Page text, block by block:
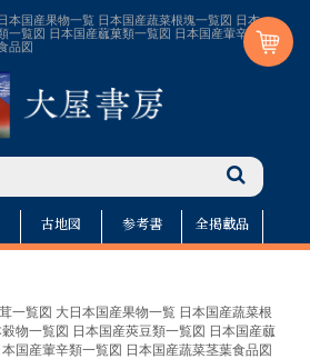
本国産果物一覧 日本国産蔬菜根塊一覧図 日本
一覧図 日本国産蓏菓類一覧図 日本国産葷辛類
品図
古地図 参考書 全掲載品
一覧図 大日本国産果物一覧 日本国産蔬菜根
物一覧図 日本国産莢豆類一覧図 日本国産蓏
国産葷辛類一覧図 日本国産蔬菜茎葉食品図